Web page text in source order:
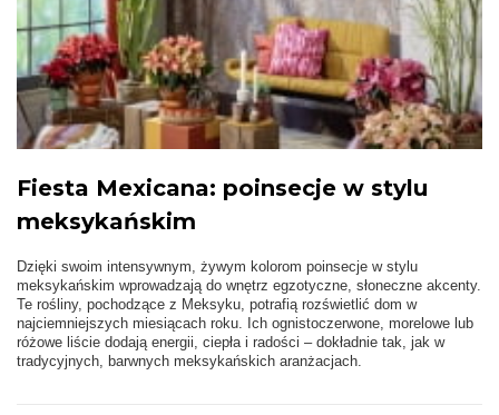
Fiesta Mexicana: poinsecje w stylu
meksykańskim
Dzięki swoim intensywnym, żywym kolorom poinsecje w stylu
meksykańskim wprowadzają do wnętrz egzotyczne, słoneczne akcenty.
Te rośliny, pochodzące z Meksyku, potrafią rozświetlić dom w
najciemniejszych miesiącach roku. Ich ognistoczerwone, morelowe lub
różowe liście dodają energii, ciepła i radości – dokładnie tak, jak w
tradycyjnych, barwnych meksykańskich aranżacjach.